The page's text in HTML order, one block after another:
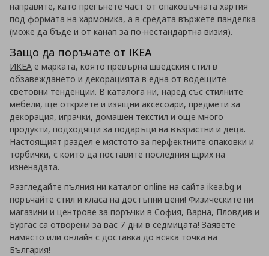
направите, като прегънете част от опаковъчната хартия
под формата на хармоника, а в средата вържете панделка
(може да бъде и от канап за по-нестандартна визия).
Защо да поръчате от IKEA
ИКЕА е марката, която превърна шведския стил в
обзавеждането и декорацията в една от водещите
световни тенденции. В каталога ни, наред със стилните
мебели, ще откриете и изящни аксесоари, предмети за
декорация, играчки, домашен текстил и още много
продукти, подходящи за подаръци на възрастни и деца.
Настоящият раздел е мястото за перфектните опаковки и
торбички, с които да поставите последния щрих на
изненадата.
Разгледайте пълния ни каталог online на сайта ikea.bg и
поръчайте стил и класа на достъпни цени! Физическите ни
магазини и центрове за поръчки в София, Варна, Пловдив и
Бургас са отворени за вас 7 дни в седмицата! Заявете
намясто или онлайн с доставка до всяка точка на
България!